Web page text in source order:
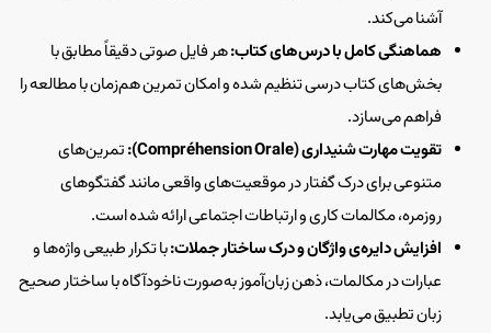
آشنا می‌کند.
هماهنگی کامل با درس‌های کتاب:هر فایل صوتی دقیقاً مطابق با
بخش‌های کتاب درسی تنظیم شده و امکان تمرین هم‌زمان با مطالعه را
فراهم می‌سازد.
تقویت مهارت شنیداری (Compréhension Orale):
تمرین‌های
متنوعی برای درک گفتار در موقعیت‌های واقعی مانند گفتگوهای
روزمره، مکالمات کاری و ارتباطات اجتماعی ارائه شده است.
افزایش دایره‌ی واژگان و درک ساختار جملات:با تکرار طبیعی واژه‌ها و
عبارات در مکالمات، ذهن زبان‌آموز به‌صورت ناخودآگاه با ساختار صحیح
زبان تطبیق می‌یابد.